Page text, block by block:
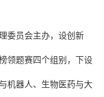
委员会主办，设创新
领题赛四个组别，下设
机器人、生物医药与大